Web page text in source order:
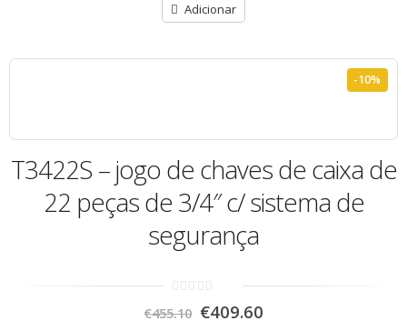
5
Adicionar
-10%
T3422S – jogo de chaves de caixa de
22 peças de 3/4″ c/ sistema de
segurança
out
€455.10 €409.60